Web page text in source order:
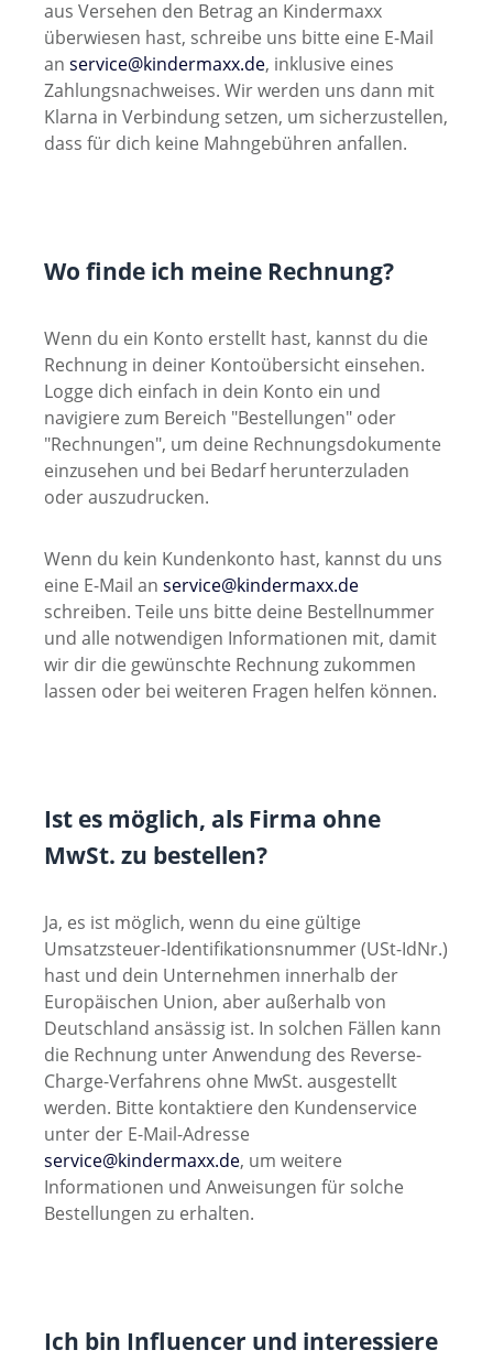
aus Versehen den Betrag an Kindermaxx
überwiesen hast, schreibe uns bitte eine E-Mail
an service@kindermaxx.de, inklusive eines
Zahlungsnachweises. Wir werden uns dann mit
Klarna in Verbindung setzen, um sicherzustellen,
dass für dich keine Mahngebühren anfallen.
Wo finde ich meine Rechnung?
Wenn du ein Konto erstellt hast, kannst du die
Rechnung in deiner Kontoübersicht einsehen.
Logge dich einfach in dein Konto ein und
navigiere zum Bereich "Bestellungen" oder
"Rechnungen", um deine Rechnungsdokumente
einzusehen und bei Bedarf herunterzuladen
oder auszudrucken.
Wenn du kein Kundenkonto hast, kannst du uns
eine E-Mail an service@kindermaxx.de
schreiben. Teile uns bitte deine Bestellnummer
und alle notwendigen Informationen mit, damit
wir dir die gewünschte Rechnung zukommen
lassen oder bei weiteren Fragen helfen können.
Ist es möglich, als Firma ohne
MwSt. zu bestellen?
Ja, es ist möglich, wenn du eine gültige
Umsatzsteuer-Identifikationsnummer (USt-IdNr.)
hast und dein Unternehmen innerhalb der
Europäischen Union, aber außerhalb von
Deutschland ansässig ist. In solchen Fällen kann
die Rechnung unter Anwendung des Reverse-
Charge-Verfahrens ohne MwSt. ausgestellt
werden. Bitte kontaktiere den Kundenservice
unter der E-Mail-Adresse
service@kindermaxx.de, um weitere
Informationen und Anweisungen für solche
Bestellungen zu erhalten.
Ich bin Influencer und interessiere